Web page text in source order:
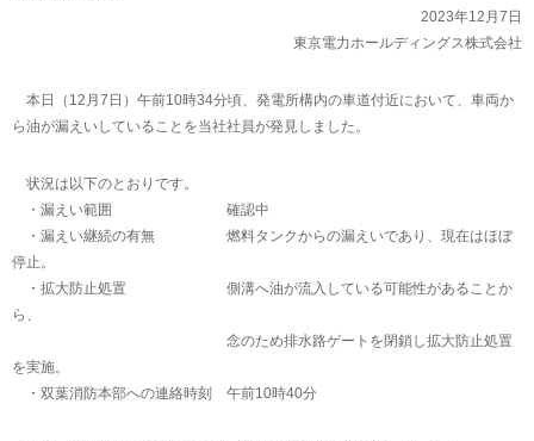
2023年12月7日
東京電力ホールディングス株式会社
本日（12月7日）午前10時34分頃、発電所構内の車道付近において、車両か
ら油が漏えいしていることを当社社員が発見しました。
状況は以下のとおりです。
・漏えい範囲 確認中
・漏えい継続の有無 燃料タンクからの漏えいであり、現在はほぼ
停止。
・拡大防止処置 側溝へ油が流入している可能性があることか
ら、
念のため排水路ゲートを閉鎖し拡大防止処置
を実施。
・双葉消防本部への連絡時刻 午前10時40分